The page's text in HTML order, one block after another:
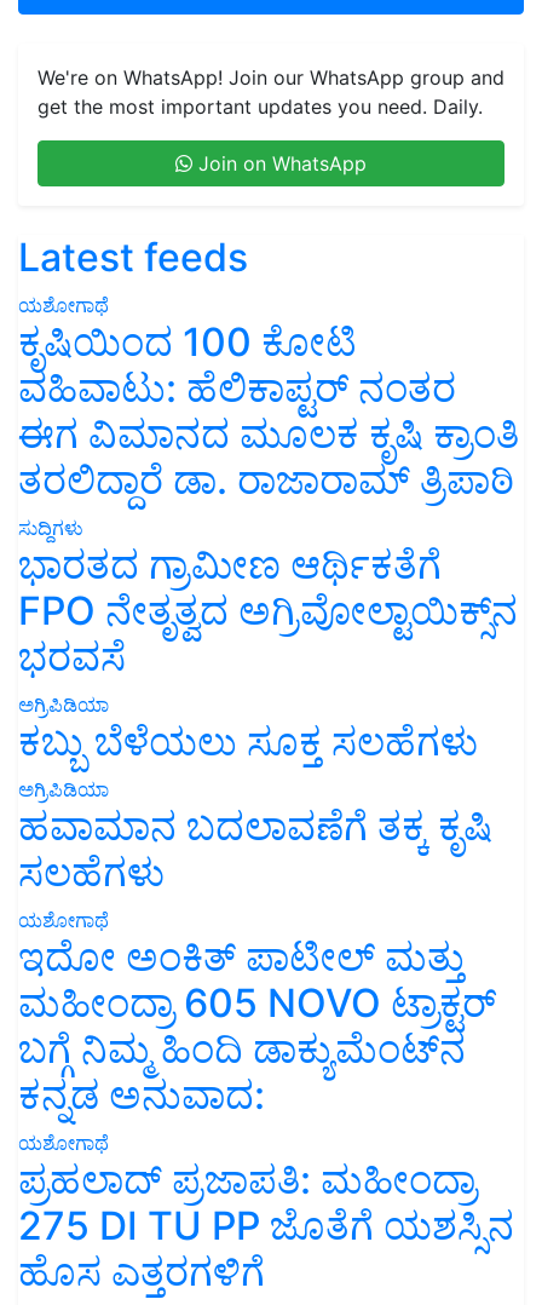
We're on WhatsApp! Join our WhatsApp group and
get the most important updates you need. Daily.
Join on WhatsApp
Latest feeds
ಯಶೋಗಾಥೆ
ಕೃಷಿಯಿಂದ 100 ಕೋಟಿ
ವಹಿವಾಟು: ಹೆಲಿಕಾಪ್ಟರ್ ನಂತರ
ಈಗ ವಿಮಾನದ ಮೂಲಕ ಕೃಷಿ ಕ್ರಾಂತಿ
ತರಲಿದ್ದಾರೆ ಡಾ. ರಾಜಾರಾಮ್ ತ್ರಿಪಾಠಿ
ಸುದ್ದಿಗಳು
ಭಾರತದ ಗ್ರಾಮೀಣ ಆರ್ಥಿಕತೆಗೆ
FPO ನೇತೃತ್ವದ ಅಗ್ರಿವೋಲ್ಟಾಯಿಕ್ಸ್‌ನ
ಭರವಸೆ
ಅಗ್ರಿಪಿಡಿಯಾ
ಕಬ್ಬು ಬೆಳೆಯಲು ಸೂಕ್ತ ಸಲಹೆಗಳು
ಅಗ್ರಿಪಿಡಿಯಾ
ಹವಾಮಾನ ಬದಲಾವಣೆಗೆ ತಕ್ಕ ಕೃಷಿ
ಸಲಹೆಗಳು
ಯಶೋಗಾಥೆ
ಇದೋ ಅಂಕಿತ್ ಪಾಟೀಲ್ ಮತ್ತು
ಮಹೀಂದ್ರಾ 605 NOVO ಟ್ರಾಕ್ಟರ್
ಬಗ್ಗೆ ನಿಮ್ಮ ಹಿಂದಿ ಡಾಕ್ಯುಮೆಂಟ್‌ನ
ಕನ್ನಡ ಅನುವಾದ:
ಯಶೋಗಾಥೆ
ಪ್ರಹಲಾದ್ ಪ್ರಜಾಪತಿ: ಮಹೀಂದ್ರಾ
275 DI TU PP ಜೊತೆಗೆ ಯಶಸ್ಸಿನ
ಹೊಸ ಎತ್ತರಗಳಿಗೆ